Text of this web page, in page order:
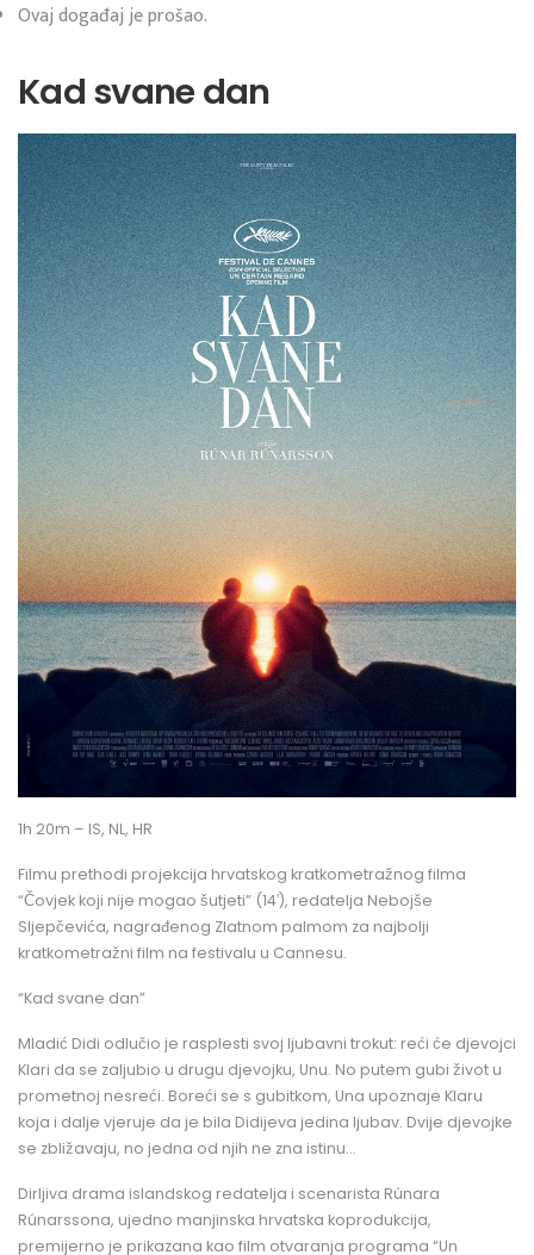
Ovaj događaj je prošao.
Kad svane dan
1h 20m – IS, NL, HR
Filmu prethodi projekcija hrvatskog kratkometražnog filma
“Čovjek koji nije mogao šutjeti” (14′), redatelja Nebojše
Sljepčevića, nagrađenog Zlatnom palmom za najbolji
kratkometražni film na festivalu u Cannesu.
“Kad svane dan”
Mladić Didi odlučio je rasplesti svoj ljubavni trokut: reći će djevojci
Klari da se zaljubio u drugu djevojku, Unu. No putem gubi život u
prometnoj nesreći. Boreći se s gubitkom, Una upoznaje Klaru
koja i dalje vjeruje da je bila Didijeva jedina ljubav. Dvije djevojke
se zbližavaju, no jedna od njih ne zna istinu…
Dirljiva drama islandskog redatelja i scenarista Rúnara
Rúnarssona, ujedno manjinska hrvatska koprodukcija,
premijerno je prikazana kao film otvaranja programa “Un